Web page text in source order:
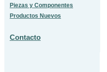
Piezas y Componentes
Productos Nuevos
Contacto